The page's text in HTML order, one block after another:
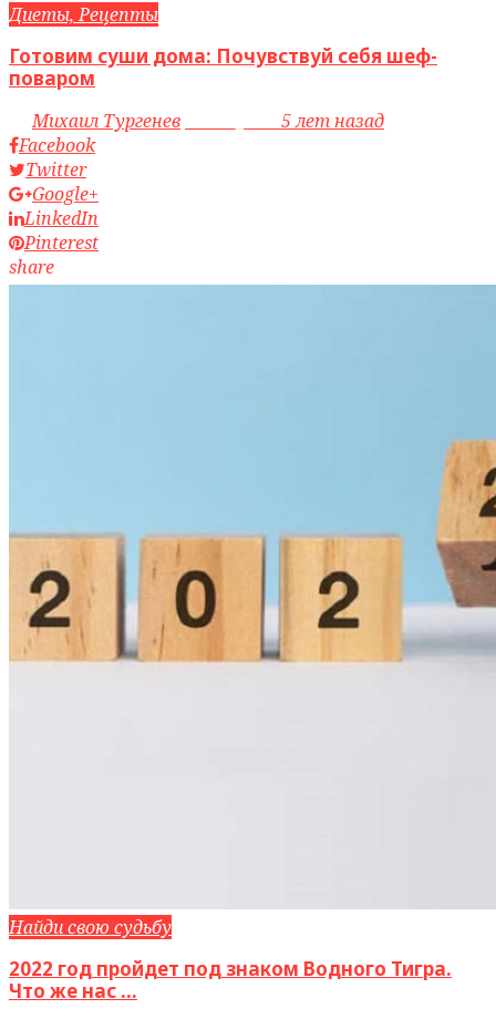
Диеты, Рецепты
Готовим суши дома: Почувствуй себя шеф-
поваром
byМихаил Тургенев
5 лет назад
Facebook
Twitter
Google+
LinkedIn
Pinterest
share
Найди свою судьбу
2022 год пройдет под знаком Водного Тигра.
Что же нас ...